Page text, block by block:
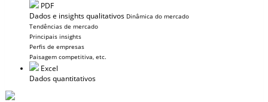
PDF
Dados e insights qualitativos Dinâmica do mercado
Tendências de mercado
Principais insights
Perfis de empresas
Paisagem competitiva, etc.
Excel
Dados quantitativos